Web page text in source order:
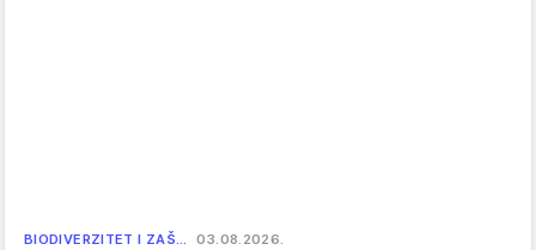
BIODIVERZITET I ZAŠ… 03.08.2026.